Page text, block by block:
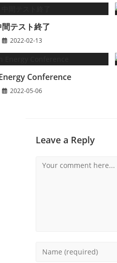
間テスト終了
2022-02-13
Conference
2022-05-06
Leave a Reply
Comment
Enter